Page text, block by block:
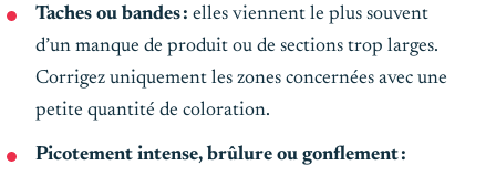
Taches ou bandes : elles viennent le plus souvent
d’un manque de produit ou de sections trop larges.
Corrigez uniquement les zones concernées avec une
petite quantité de coloration.
Picotement intense, brûlure ou gonflement :